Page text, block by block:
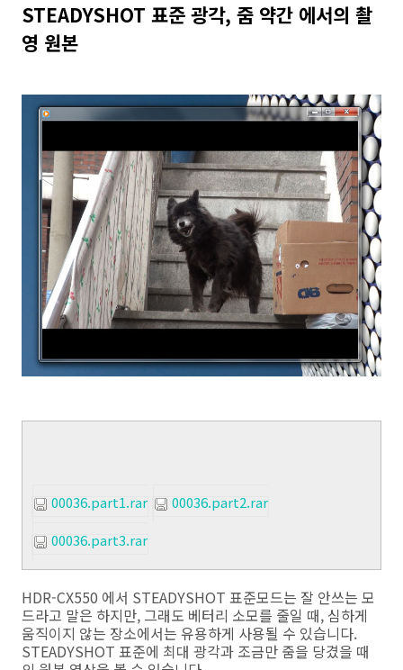
STEADYSHOT 표준 광각, 줌 약간 에서의 촬
영 원본
00036.part1.rar
00036.part2.rar
00036.part3.rar
HDR-CX550 에서 STEADYSHOT 표준모드는 잘 안쓰는 모
드라고 말은 하지만, 그래도 베터리 소모를 줄일 때, 심하게
움직이지 않는 장소에서는 유용하게 사용될 수 있습니다.
STEADYSHOT 표준에 최대 광각과 조금만 줌을 당겼을 때